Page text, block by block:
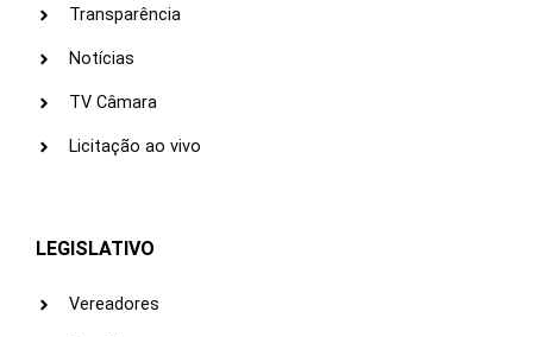
Transparência
Notícias
TV Câmara
Licitação ao vivo
LEGISLATIVO
Vereadores